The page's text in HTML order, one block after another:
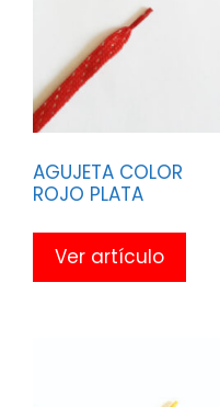
AGUJETA COLOR
ROJO PLATA
Ver artículo